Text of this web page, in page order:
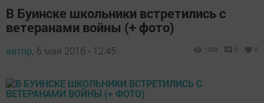
В Буинске школьники встретились с
ветеранами войны (+ фото)
автор, 6 мая 2016 - 12:45 1008 0 0